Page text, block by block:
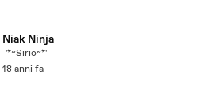
Niak Ninja
¨'*~Sirio~*'¨
18 anni fa